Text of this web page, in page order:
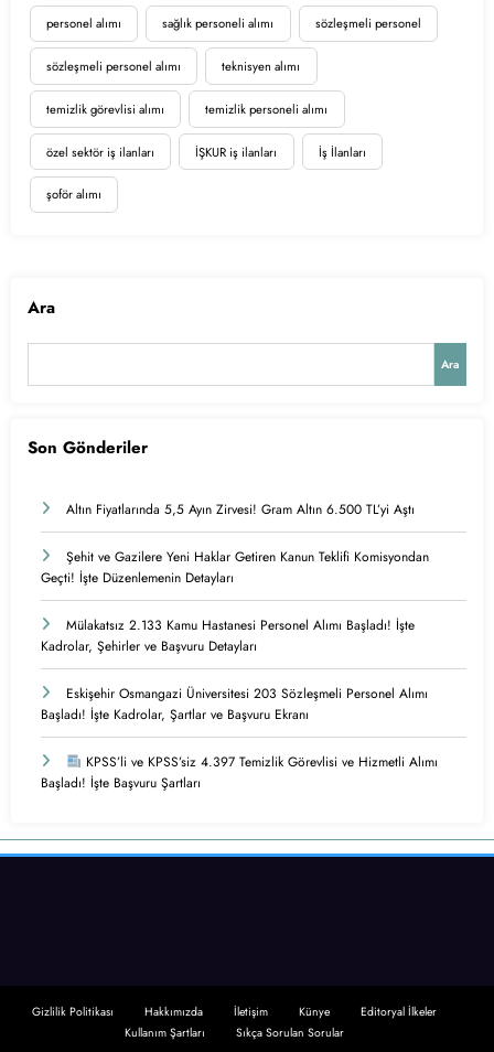
personel alımı sağlık personeli alımı sözleşmeli personel
sözleşmeli personel alımı teknisyen alımı
temizlik görevlisi alımı temizlik personeli alımı
özel sektör iş ilanları İŞKUR iş ilanları İş İlanları
şoför alımı
Ara
Ara
Son Gönderiler
Altın Fiyatlarında 5,5 Ayın Zirvesi! Gram Altın 6.500 TL’yi Aştı
Şehit ve Gazilere Yeni Haklar Getiren Kanun Teklifi Komisyondan
Geçti! İşte Düzenlemenin Detayları
Mülakatsız 2.133 Kamu Hastanesi Personel Alımı Başladı! İşte
Kadrolar, Şehirler ve Başvuru Detayları
Eskişehir Osmangazi Üniversitesi 203 Sözleşmeli Personel Alımı
Başladı! İşte Kadrolar, Şartlar ve Başvuru Ekranı
KPSS’li ve KPSS’siz 4.397 Temizlik Görevlisi ve Hizmetli Alımı
Başladı! İşte Başvuru Şartları
Gizlilik Politikası Hakkımızda İletişim Künye
Editoryal İlkeler
Kullanım Şartları
Sıkça Sorulan Sorular